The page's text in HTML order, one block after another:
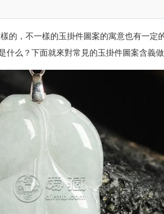
，不一樣的玉掛件圖案的寓意也有一定
什么 ？下面就來對常見的玉掛件圖案含義做